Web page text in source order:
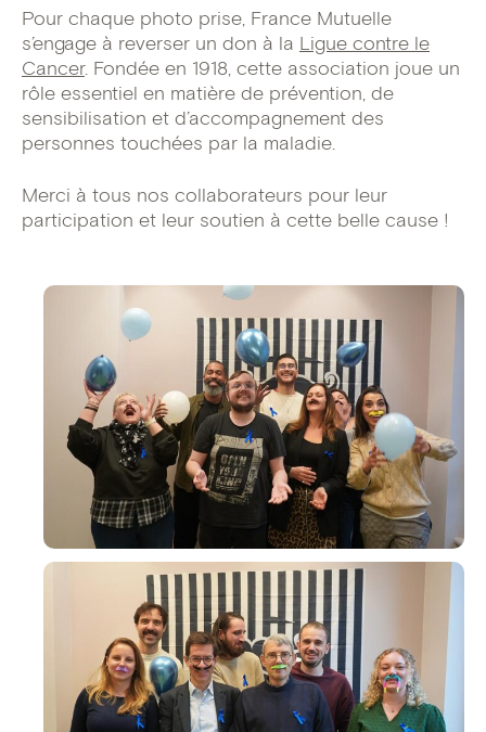
Pour chaque photo prise, France Mutuelle
s’engage à reverser un don à la Ligue contre le
Cancer. Fondée en 1918, cette association joue un
rôle essentiel en matière de prévention, de
sensibilisation et d’accompagnement des
personnes touchées par la maladie.
Merci à tous nos collaborateurs pour leur
participation et leur soutien à cette belle cause !